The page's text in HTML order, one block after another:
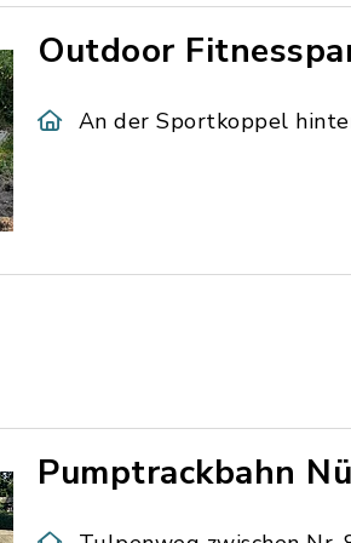
Outdoor
An der Sportkoppel
Pumptrackbahn